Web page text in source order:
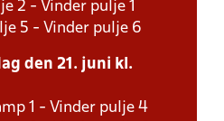
2 - Vinder pulje 1
5 - Vinder pulje 6
den 21. juni kl.
1 - Vinder pulje 4